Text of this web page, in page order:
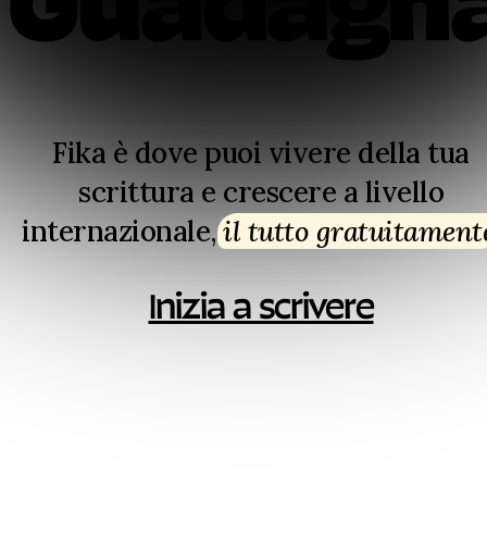
Fika è dove puoi vivere della tua
scrittura e crescere a livello
internazionale,il tutto
Inizia a scrivere